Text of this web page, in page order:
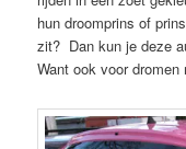
hun droomprins of
zit? Dan kun je deze
Want ook voor